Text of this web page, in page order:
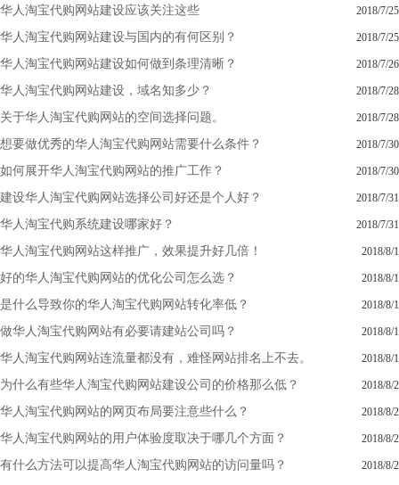
华人淘宝代购网站建设应该关注这些 2018/7/25
华人淘宝代购网站建设与国内的有何区别？ 2018/7/25
华人淘宝代购网站建设如何做到条理清晰？ 2018/7/26
华人淘宝代购网站建设，域名知多少？ 2018/7/28
关于华人淘宝代购网站的空间选择问题。 2018/7/28
想要做优秀的华人淘宝代购网站需要什么条件？ 2018/7/30
如何展开华人淘宝代购网站的推广工作？ 2018/7/30
建设华人淘宝代购网站选择公司好还是个人好？ 2018/7/31
华人淘宝代购系统建设哪家好？ 2018/7/31
华人淘宝代购网站这样推广，效果提升好几倍！ 2018/8/1
好的华人淘宝代购网站的优化公司怎么选？ 2018/8/1
是什么导致你的华人淘宝代购网站转化率低？ 2018/8/1
做华人淘宝代购网站有必要请建站公司吗？ 2018/8/1
华人淘宝代购网站连流量都没有，难怪网站排名上不去。 2018/8/1
为什么有些华人淘宝代购网站建设公司的价格那么低？ 2018/8/2
华人淘宝代购网站的网页布局要注意些什么？ 2018/8/2
华人淘宝代购网站的用户体验度取决于哪几个方面？ 2018/8/2
有什么方法可以提高华人淘宝代购网站的访问量吗？ 2018/8/2